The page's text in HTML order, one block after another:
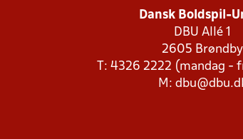
Dansk Boldspil-
DBU Allé 1
2605 Brøndby
T: 4326 2222 (mandag -
M: